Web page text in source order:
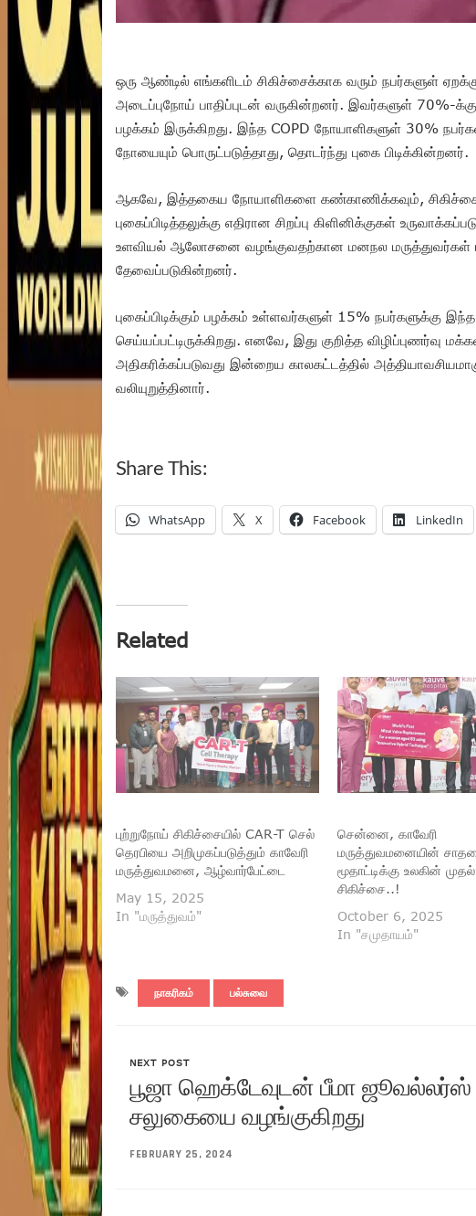
ஒரு ஆண்டில் எங்களிடம் சிகிச்சைக்காக வரும் நபர்களுள்
அடைப்புநோய் பாதிப்புடன் வருகின்றனர். இவர்களுள் 70%-க்கு
பழக்கம் இருக்கிறது. இந்த COPD நோயாளிகளுள் 30%
நோயையும் பொருட்படுத்தாது, தொடர்ந்து புகை பிடிக்கின்றனர்.
ஆகவே, இத்தகைய நோயாளிகளை கண்காணிக்கவும்,
புகைப்பிடித்தலுக்கு எதிரான சிறப்பு கிளினிக்குகள்
உளவியல் ஆலோசனை வழங்குவதற்கான மனநல மருத்துவர்கள்
தேவைப்படுகின்றனர்.
புகைப்பிடிக்கும் பழக்கம் உள்ளவர்களுள் 15% நபர்களுக்கு இந்த
செய்யப்பட்டிருக்கிறது. எனவே, இது குறித்த விழிப்புணர்வு
அதிகரிக்கப்படுவது இன்றைய காலகட்டத்தில்
வலியுறுத்தினார்.
Share This:
WhatsApp X Facebook LinkedIn
Related
புற்றுநோய் சிகிச்சையில் CAR-T செல்
தெரபியை அறிமுகப்படுத்தும் காவேரி
மருத்துவமனை, ஆழ்வார்பேட்டை
May 15, 2025
In "மருத்துவம்"
சென்னை, காவேரி
மருத்துவமனையின்
மூதாட்டிக்கு உலகின்
சிகிச்சை..!
October 6, 2025
In "சமுதாயம்"
நாகரிகம் பல்சுவை
NEXT POST
பூஜா ஹெக்டேவுடன் பீமா ஜூவல்லர்ஸ்
சலுகையை வழங்குகிறது
FEBRUARY 25, 2024